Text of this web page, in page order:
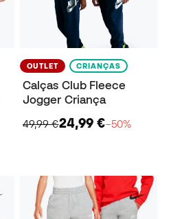
OUTLET CRIANÇAS
Calças Club Fleece
Jogger Criança
49,99 €24,99 €−50%